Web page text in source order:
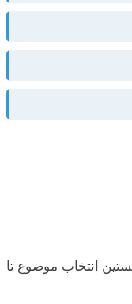
انتخاب موضوع تا